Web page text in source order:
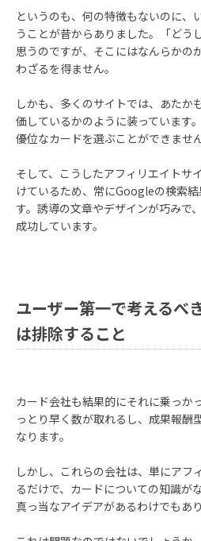
というのも、何の特徴もないのに、
うことが昔からありました。「どう
思うのですが、そこにはなんらかの
わざるを得ません。
しかも、多くのサイトでは、あたか
価しているかのように装っています
優位なカードを選ぶことができません
そして、こうしたアフィリエイトサ
けているため、常にGoogleの検索
す。誘導の文章やデザインが巧みで
成功しています。
ユーザー第一で考えるべ
は排除すること
カード会社も結果的にそれに乗っか
っとり早く数が取れるし、成果報酬
なります。
しかし、これらの会社は、単にアフ
るだけで、カードについての知識が
真っ当なアイデアがあるわけでもあ